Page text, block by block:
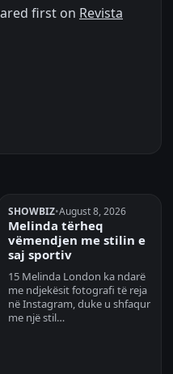
first on Revista
SHOWBIZ•August 8, 2026
Melinda tërheq
vëmendjen me stilin e
saj sportiv
15 Melinda London ka ndarë
me ndjekësit fotografi të reja
në Instagram, duke u shfaqur
me një stil…